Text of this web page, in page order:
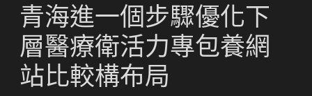
青海進一個步驟優化下
層醫療衛活力專包養網
站比較構布局